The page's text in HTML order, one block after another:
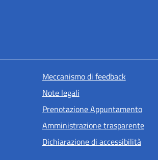
Meccanismo di feedback
Note legali
Prenotazione Appuntamento
Amministrazione trasparente
Dichiarazione di accessibilità